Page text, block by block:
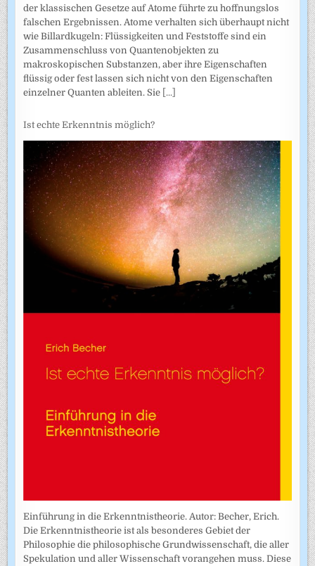
der klassischen Gesetze auf Atome führte zu hoffnungslos
falschen Ergebnissen. Atome verhalten sich überhaupt nicht
wie Billardkugeln: Flüssigkeiten und Feststoffe sind ein
Zusammenschluss von Quantenobjekten zu
makroskopischen Substanzen, aber ihre Eigenschaften
flüssig oder fest lassen sich nicht von den Eigenschaften
einzelner Quanten ableiten. Sie [...]
Ist echte Erkenntnis möglich?
Einführung in die Erkenntnistheorie. Autor: Becher, Erich.
Die Erkenntnistheorie ist als besonderes Gebiet der
Philosophie die philosophische Grundwissenschaft, die aller
Spekulation und aller Wissenschaft vorangehen muss. Diese